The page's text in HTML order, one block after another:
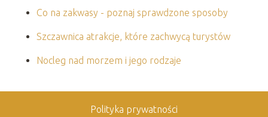
Co na zakwasy - poznaj sprawdzone sposoby
Szczawnica atrakcje, które zachwycą turystów
Nocleg nad morzem i jego rodzaje
Polityka prywatności